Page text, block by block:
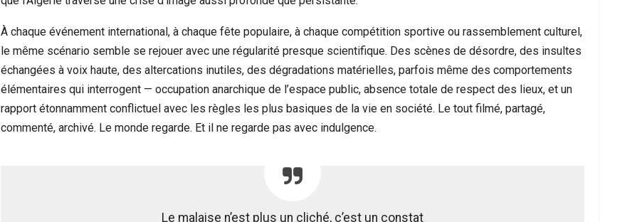
À chaque événement international, à chaque fête populaire, à chaque compétition sportive ou rassemblement culturel,
le même scénario semble se rejouer avec une régularité presque scientifique. Des scènes de désordre, des insultes
échangées à voix haute, des altercations inutiles, des dégradations matérielles, parfois même des comportements
élémentaires qui interrogent — occupation anarchique de l’espace public, absence totale de respect des lieux, et un
rapport étonnamment conflictuel avec les règles les plus basiques de la vie en société. Le tout filmé, partagé,
commenté, archivé. Le monde regarde. Et il ne regarde pas avec indulgence.
Le malaise n’est plus un cliché, c’est un constat